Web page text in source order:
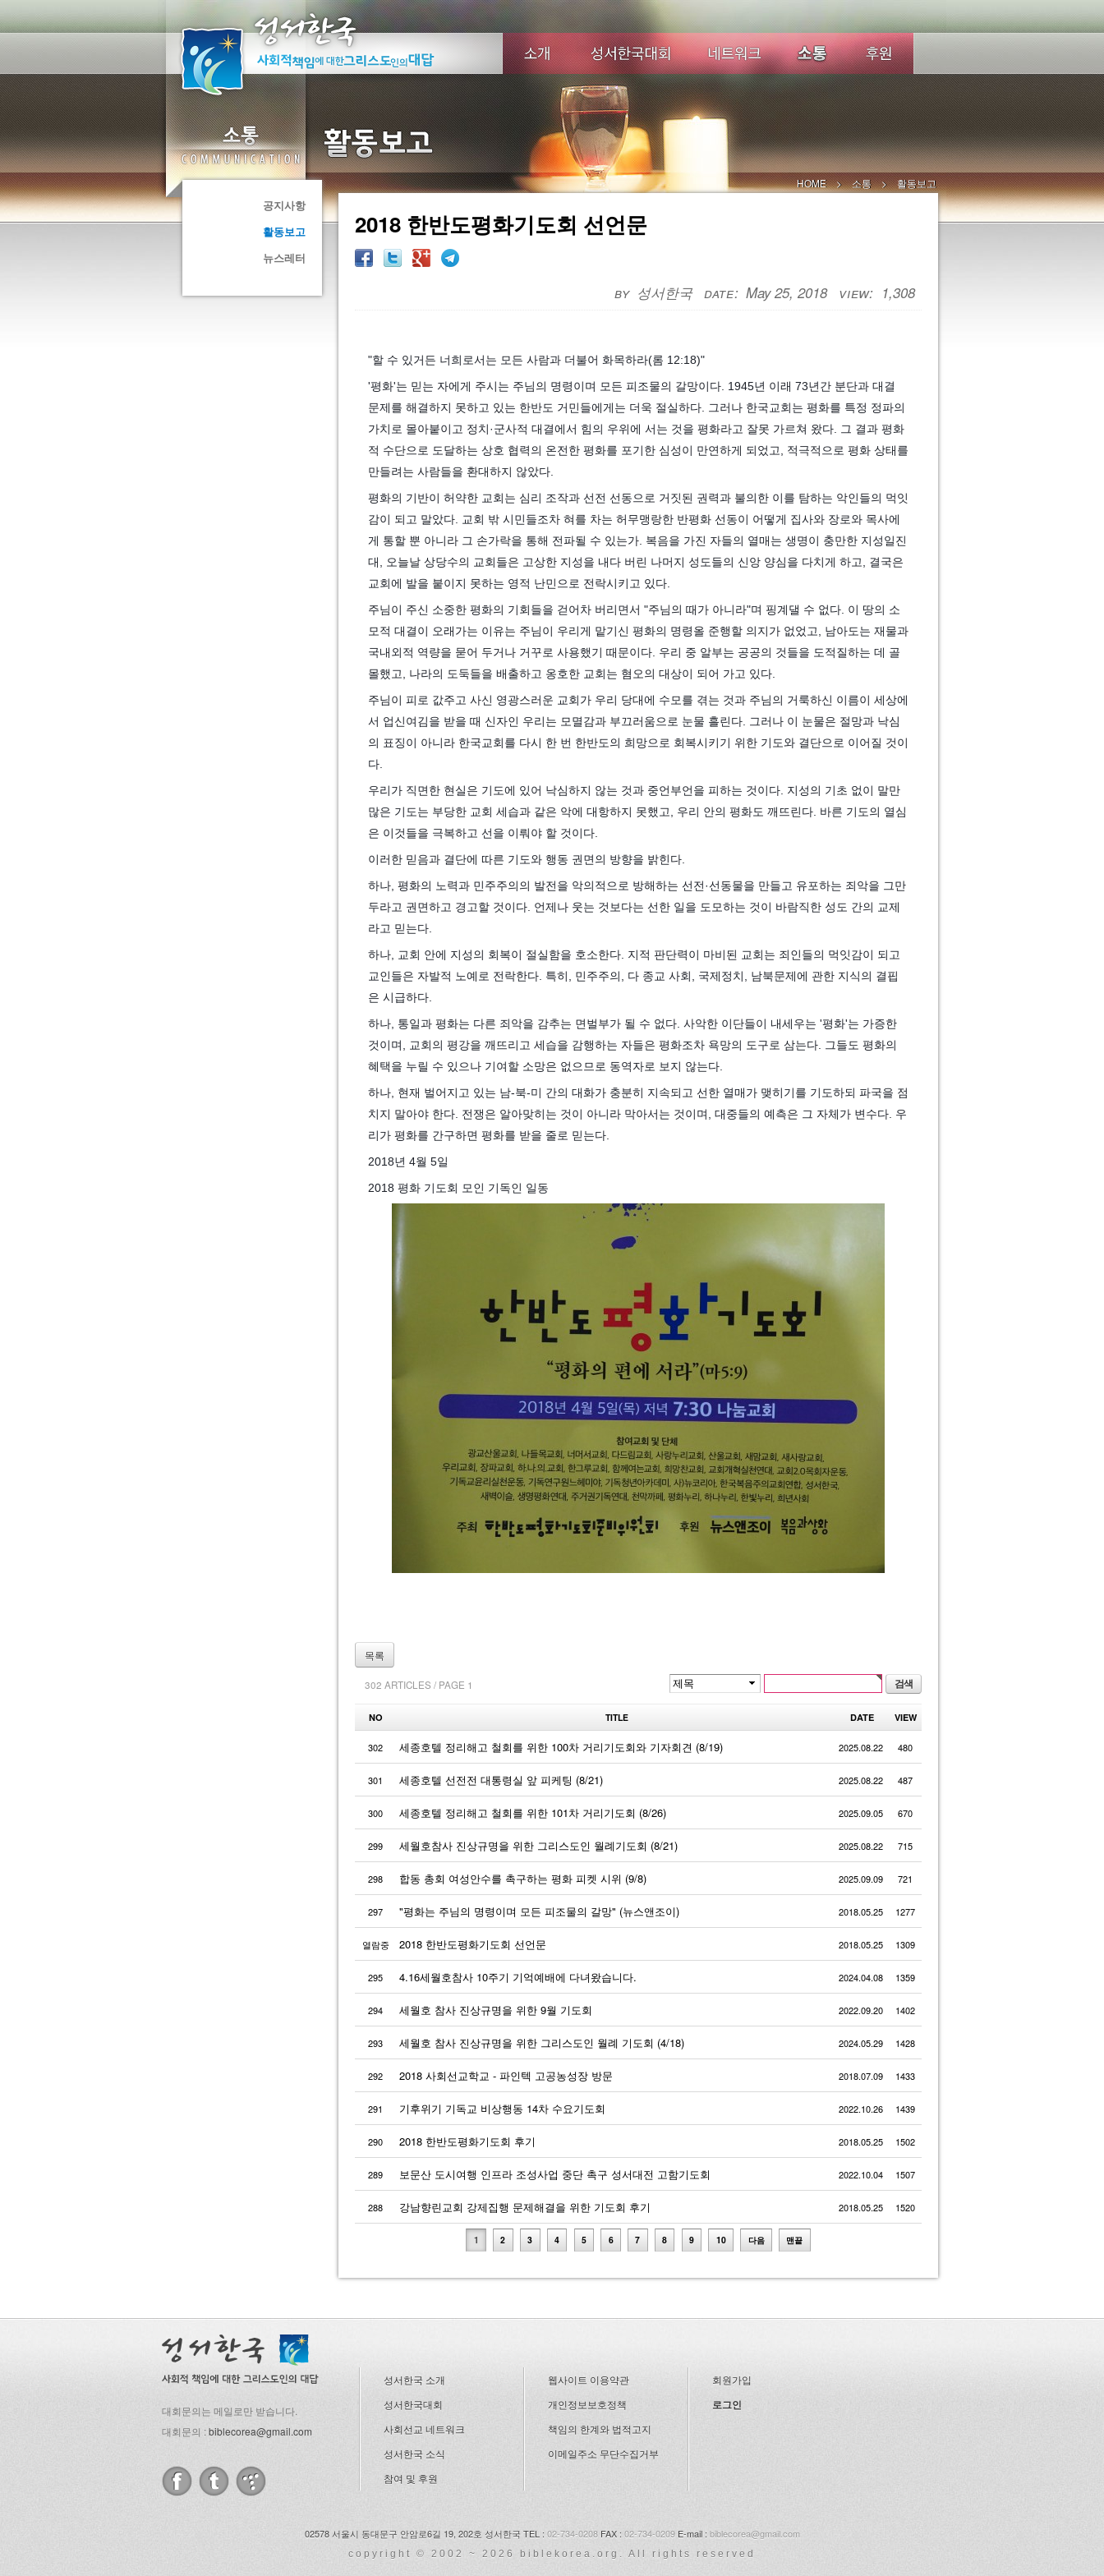
공지사항
활동보고
뉴스레터
HOME 소통 활동보고
2018 한반도평화기도회 선언문
성서한국 May 25, 2018 1,308
"할 수 있거든 너희로서는 모든 사람과 더불어 화목하라(롬 12:18)"
'평화'는 믿는 자에게 주시는 주님의 명령이며 모든 피조물의 갈망이다. 1945년 이래 73년간 분단과 대결
문제를 해결하지 못하고 있는 한반도 거민들에게는 더욱 절실하다. 그러나 한국교회는 평화를 특정 정파의
가치로 몰아붙이고 정치·군사적 대결에서 힘의 우위에 서는 것을 평화라고 잘못 가르쳐 왔다. 그 결과 평화
적 수단으로 도달하는 상호 협력의 온전한 평화를 포기한 심성이 만연하게 되었고, 적극적으로 평화 상태를
만들려는 사람들을 환대하지 않았다.
평화의 기반이 허약한 교회는 심리 조작과 선전 선동으로 거짓된 권력과 불의한 이를 탐하는 악인들의 먹잇
감이 되고 말았다. 교회 밖 시민들조차 혀를 차는 허무맹랑한 반평화 선동이 어떻게 집사와 장로와 목사에
게 통할 뿐 아니라 그 손가락을 통해 전파될 수 있는가. 복음을 가진 자들의 열매는 생명이 충만한 지성일진
대, 오늘날 상당수의 교회들은 고상한 지성을 내다 버린 나머지 성도들의 신앙 양심을 다치게 하고, 결국은
교회에 발을 붙이지 못하는 영적 난민으로 전락시키고 있다.
주님이 주신 소중한 평화의 기회들을 걷어차 버리면서 "주님의 때가 아니라"며 핑계댈 수 없다. 이 땅의 소
모적 대결이 오래가는 이유는 주님이 우리게 맡기신 평화의 명령올 준행할 의지가 없었고, 남아도는 재물과
국내외적 역량을 묻어 두거나 거꾸로 사용했기 때문이다. 우리 중 알부는 공공의 것들을 도적질하는 데 골
몰했고, 나라의 도둑들을 배출하고 옹호한 교회는 혐오의 대상이 되어 가고 있다.
주님이 피로 값주고 사신 영광스러운 교회가 우리 당대에 수모를 겪는 것과 주님의 거룩하신 이름이 세상에
서 업신여김을 받을 때 신자인 우리는 모멸감과 부끄러움으로 눈물 흘린다. 그러나 이 눈물은 절망과 낙심
의 표징이 아니라 한국교회를 다시 한 번 한반도의 희망으로 회복시키기 위한 기도와 결단으로 이어질 것이
다.
우리가 직면한 현실은 기도에 있어 낙심하지 않는 것과 중언부언을 피하는 것이다. 지성의 기초 없이 말만
많은 기도는 부당한 교회 세습과 같은 악에 대항하지 못했고, 우리 안의 평화도 깨뜨린다. 바른 기도의 열심
은 이것들을 극복하고 선을 이뤄야 할 것이다.
이러한 믿음과 결단에 따른 기도와 행동 권면의 방향을 밝힌다.
하나, 평화의 노력과 민주주의의 발전을 악의적으로 방해하는 선전·선동물을 만들고 유포하는 죄악을 그만
두라고 권면하고 경고할 것이다. 언제나 웃는 것보다는 선한 일을 도모하는 것이 바람직한 성도 간의 교제
라고 믿는다.
하나, 교회 안에 지성의 회복이 절실함을 호소한다. 지적 판단력이 마비된 교회는 죄인들의 먹잇감이 되고
교인들은 자발적 노예로 전락한다. 특히, 민주주의, 다 종교 사회, 국제정치, 남북문제에 관한 지식의 결핍
은 시급하다.
하나, 통일과 평화는 다른 죄악을 감추는 면벌부가 될 수 없다. 사악한 이단들이 내세우는 '평화'는 가증한
것이며, 교회의 평강을 깨뜨리고 세습을 감행하는 자들은 평화조차 욕망의 도구로 삼는다. 그들도 평화의
혜택을 누릴 수 있으나 기여할 소망은 없으므로 동역자로 보지 않는다.
하나, 현재 벌어지고 있는 남-북-미 간의 대화가 충분히 지속되고 선한 열매가 맺히기를 기도하되 파국을 점
치지 말아야 한다. 전쟁은 알아맞히는 것이 아니라 막아서는 것이며, 대중들의 예측은 그 자체가 변수다. 우
리가 평화를 간구하면 평화를 받을 줄로 믿는다.
2018년 4월 5일
2018 평화 기도회 모인 기독인 일동
목록
302 ARTICLES / PAGE 1
NO TITLE DATE VIEW
302 세종호텔 정리해고 철회를 위한 100차 거리기도회와 기자회견 (8/19) 2025.08.22 480
301 세종호텔 선전전 대통령실 앞 피케팅 (8/21) 2025.08.22 487
300 세종호텔 정리해고 철회를 위한 101차 거리기도회 (8/26) 2025.09.05 670
299 세월호참사 진상규명을 위한 그리스도인 월례기도회 (8/21) 2025.08.22 715
298 합동 총회 여성안수를 촉구하는 평화 피켓 시위 (9/8) 2025.09.09 721
297 "평화는 주님의 명령이며 모든 피조물의 갈망" (뉴스앤조이) 2018.05.25 1277
열람중 2018 한반도평화기도회 선언문 2018.05.25 1309
295 4.16세월호참사 10주기 기억예배에 다녀왔습니다. 2024.04.08 1359
294 세월호 참사 진상규명을 위한 9월 기도회 2022.09.20 1402
293 세월호 참사 진상규명을 위한 그리스도인 월례 기도회 (4/18) 2024.05.29 1428
292 2018 사회선교학교 - 파인텍 고공농성장 방문 2018.07.09 1433
291 기후위기 기독교 비상행동 14차 수요기도회 2022.10.26 1439
290 2018 한반도평화기도회 후기 2018.05.25 1502
289 보문산 도시여행 인프라 조성사업 중단 촉구 성서대전 고함기도회 2022.10.04 1507
288 강남향린교회 강제집행 문제해결을 위한 기도회 후기 2018.05.25 1520
1 2 3 4 5 6 7 8 9 10 다음 맨끝
대회문의는 메일로만 받습니다.
대회문의 :biblecorea@gmail.com
성서한국 소개
성서한국대회
사회선교 네트워크
성서한국 소식
참여 및 후원
웹사이트 이용약관
개인정보보호정책
책임의 한계와 법적고지
이메일주소 무단수집거부
회원가입
로그인
02578 서울시 동대문구 안암로6길 19, 202호 성서한국 TEL : 02-734-0208 FAX : 02-734-0209 E-mail : biblecorea@gmail.com
copyright © 2002 ~ 2026 biblekorea.org. All rights reserved